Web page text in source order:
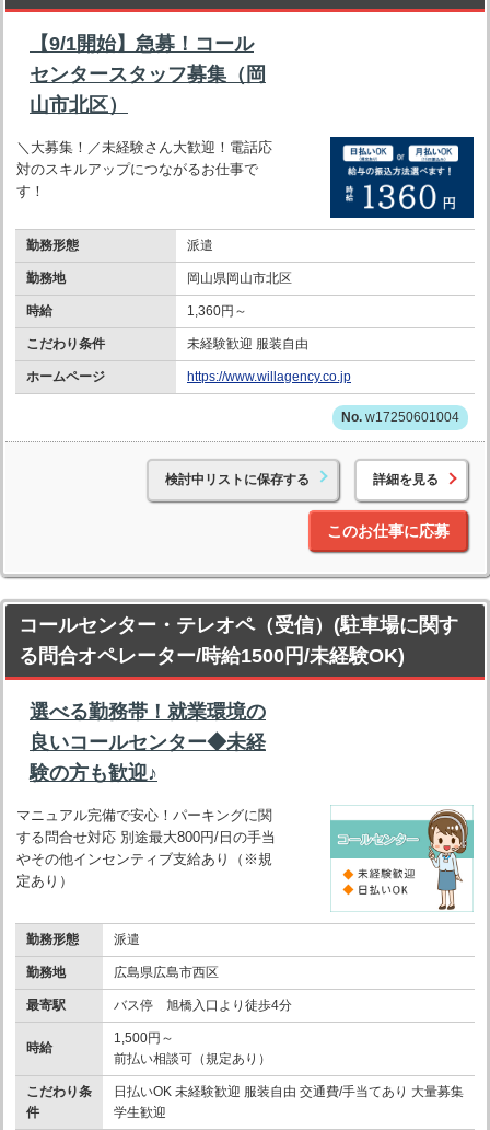
【9/1開始】急募！コール
センタースタッフ募集（岡
山市北区）
＼大募集！／未経験さん大歓迎！電話応
対のスキルアップにつながるお仕事で
す！
勤務形態 派遣
勤務地 岡山県岡山市北区
時給 1,360円～
こだわり条件 未経験歓迎 服装自由
ホームページ https://www.willagency.co.jp
w17250601004
検討中リストに保存する 詳細を見る
このお仕事に応募
コールセンター・テレオペ（受信）(駐車場に関す
る問合オペレーター/時給1500円/未経験OK)
選べる勤務帯！就業環境の
良いコールセンター◆未経
験の方も歓迎♪
マニュアル完備で安心！パーキングに関
する問合せ対応 別途最大800円/日の手当
やその他インセンティブ支給あり（※規
定あり）
勤務形態 派遣
勤務地 広島県広島市西区
最寄駅 バス停 旭橋入口より徒歩4分
時給
1,500円～
前払い相談可（規定あり）
こだわり条
件
日払いOK 未経験歓迎 服装自由 交通費/手当てあり 大量募集
学生歓迎